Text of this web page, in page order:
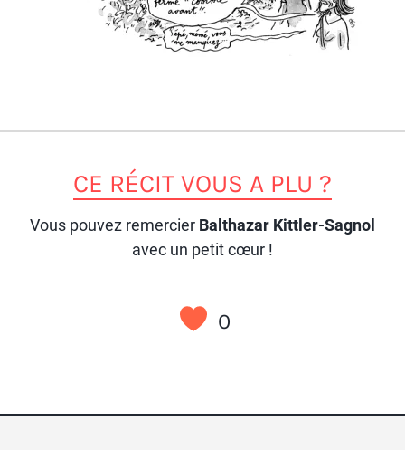
CE RÉCIT VOUS A PLU ?
Vous pouvez remercier Balthazar Kittler-Sagnol
avec un petit cœur !
0